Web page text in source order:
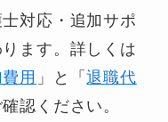
円
円
対応・追加サポ
ます。詳しくは
用 」と「退職代
確認ください。